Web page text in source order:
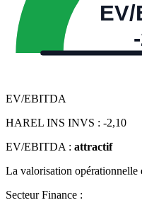
EV/
EV/EBITDA
HAREL INS INVS : -2,10
EV/EBITDA : attractif
La valorisation opérationnelle
Secteur Finance :